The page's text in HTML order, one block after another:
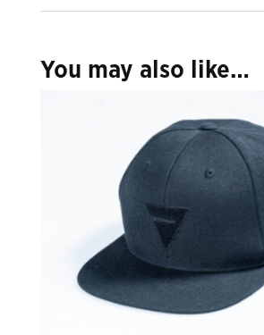
You may also like…